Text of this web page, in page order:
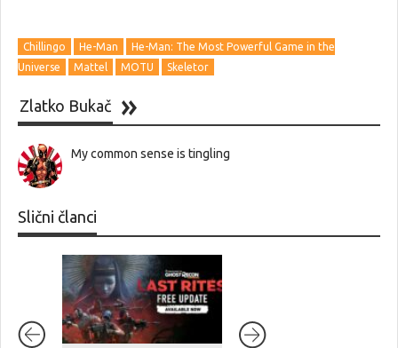
Chillingo He-Man
He-Man: The Most Powerful Game in the
Universe
Mattel MOTU Skeletor
Zlatko Bukač
My common sense is tingling
Slični članci